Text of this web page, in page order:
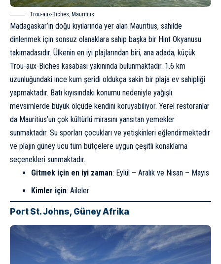
Trou-aux-Biches, Mauritius
Madagaskar’ın doğu kıyılarında yer alan Mauritius, sahilde
dinlenmek için sonsuz olanaklara sahip başka bir Hint Okyanusu
takımadasıdır. Ülkenin en iyi plajlarından biri, ana adada, küçük
Trou-aux-Biches kasabası yakınında bulunmaktadır. 1.6 km
uzunluğundaki ince kum şeridi oldukça sakin bir plaja ev sahipliği
yapmaktadır. Batı kıyısındaki konumu nedeniyle yağışlı
mevsimlerde büyük ölçüde kendini koruyabiliyor. Yerel restoranlar
da Mauritius’un çok kültürlü mirasını yansıtan yemekler
sunmaktadır. Su sporları çocukları ve yetişkinleri eğlendirmektedir
ve plajın güney ucu tüm bütçelere uygun çeşitli konaklama
seçenekleri sunmaktadır.
Gitmek için en iyi zaman: Eylül – Aralık ve Nisan – Mayıs
Kimler için: Aileler
Port St. Johns, Güney Afrika